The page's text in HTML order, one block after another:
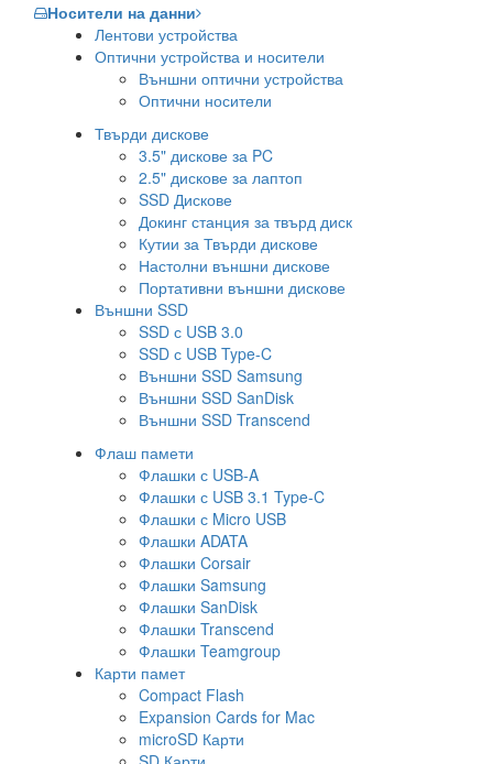
Носители на данни
Лентови устройства
Оптични устройства и носители
Външни оптични устройства
Оптични носители
Твърди дискове
3.5" дискове за PC
2.5" дискове за лаптоп
SSD Дискове
Докинг станция за твърд диск
Кутии за Твърди дискове
Настолни външни дискове
Портативни външни дискове
Външни SSD
SSD с USB 3.0
SSD с USB Type-C
Външни SSD Samsung
Външни SSD SanDisk
Външни SSD Transcend
Флаш памети
Флашки с USB-A
Флашки с USB 3.1 Type-C
Флашки с Micro USB
Флашки ADATA
Флашки Corsair
Флашки Samsung
Флашки SanDisk
Флашки Transcend
Флашки Teamgroup
Карти памет
Compact Flash
Expansion Cards for Mac
microSD Карти